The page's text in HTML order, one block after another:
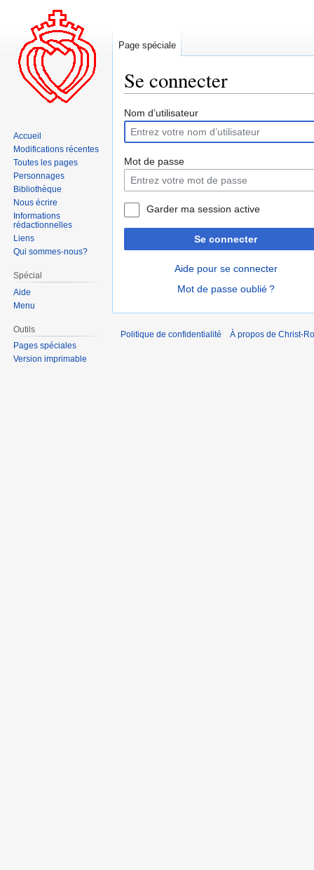
Se connecter
Aller
la
navigation
Aller
la
recherche
Nom d’utilisateur
Mot de passe
Garder ma session active
Se connecter
Aide pour se connecter
Mot de passe oublié ?
Page spéciale
Accueil
Modifications récentes
Toutes les pages
Personnages
Bibliothèque
Nous écrire
Informations
rédactionnelles
Liens
Qui sommes-nous?
Spécial
Aide
Menu
Outils
Pages spéciales
Version imprimable
Politique de confidentialité À propos de Christ-